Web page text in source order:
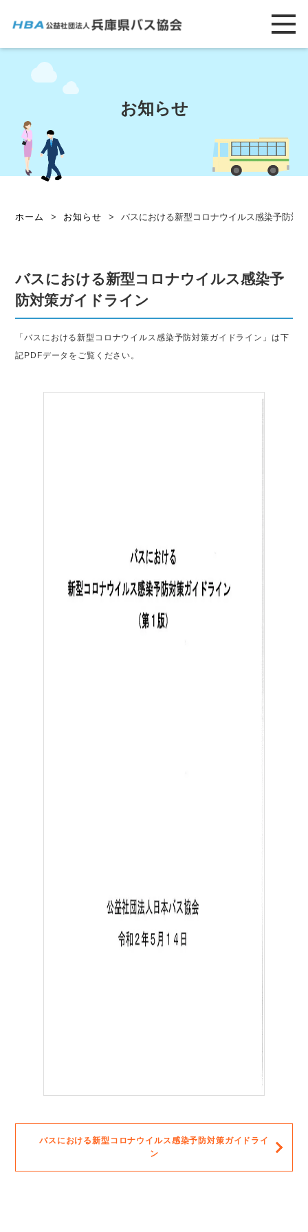
お知らせ
ホーム > お知らせ > バスにおける新型コロナウイルス感染予防対
バスにおける新型コロナウイルス感染予
防対策ガイドライン
「バスにおける新型コロナウイルス感染予防対策ガイドライン」は下
記PDFデータをご覧ください。
バスにおける新型コロナウイルス感染予防対策ガイドライ
ン